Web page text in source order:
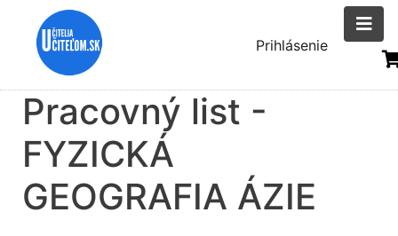
Menu
účtu
Prihlásenie
Pracovný list -
FYZICKÁ
GEOGRAFIA ÁZIE